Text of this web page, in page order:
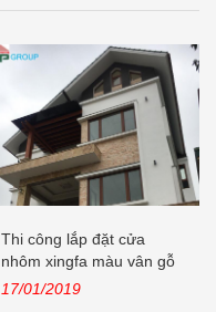
Thi công lắp đặt cửa
nhôm xingfa màu vân gỗ
nhập...
17/01/2019